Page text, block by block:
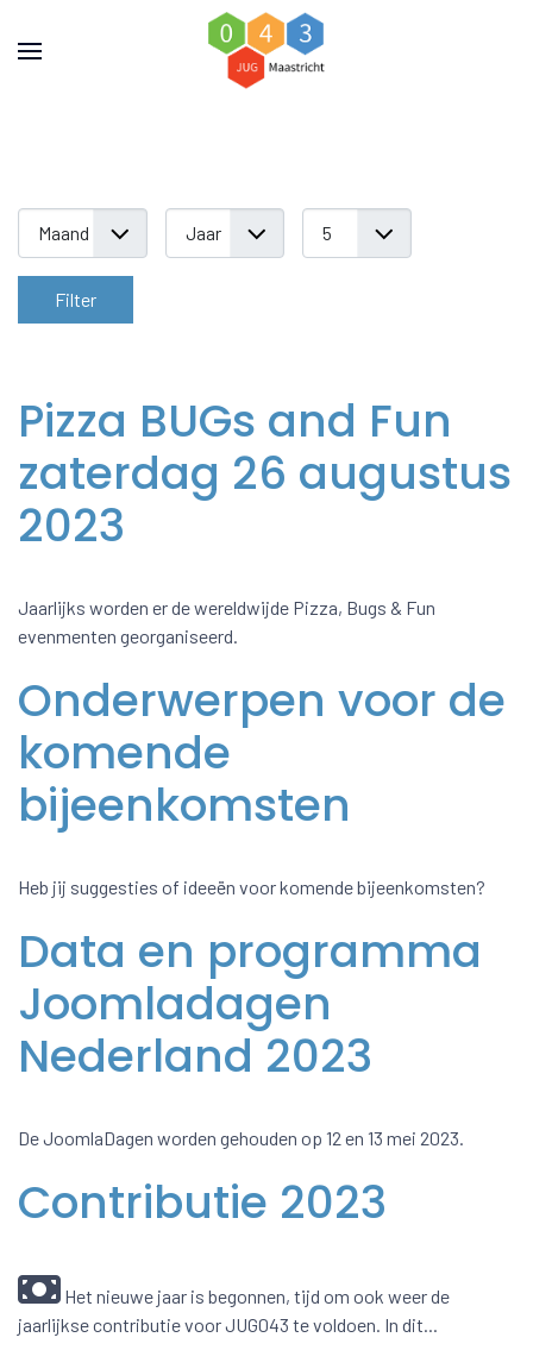
Filter
Pizza BUGs and Fun
zaterdag 26 augustus
2023
Jaarlijks worden er de wereldwijde Pizza, Bugs & Fun
evenmenten georganiseerd.
Onderwerpen voor de
komende
bijeenkomsten
Heb jij suggesties of ideeën voor komende bijeenkomsten?
Data en programma
Joomladagen
Nederland 2023
De JoomlaDagen worden gehouden op 12 en 13 mei 2023.
Contributie 2023
Het nieuwe jaar is begonnen, tijd om ook weer de
jaarlijkse contributie voor JUG043 te voldoen. In dit...